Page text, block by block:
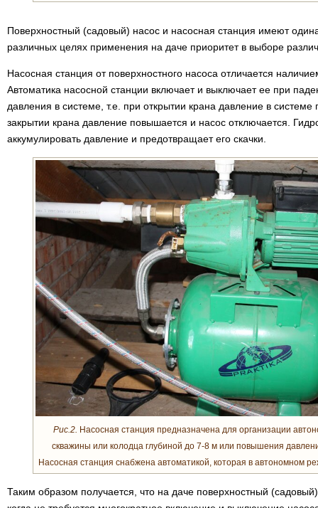
Поверхностный (садовый) насос и насосная станция имеют
различных целях применения на даче приоритет в выборе
Насосная станция от поверхностного насоса отличается
Автоматика насосной станции включает и выключает ее при
давления в системе, т.е. при открытии крана давление в
закрытии крана давление повышается и насос отключается.
аккумулировать давление и предотвращает его скачки.
Рис.2. Насосная станция предназначена для организации
скважины или колодца глубиной до 7-8 м или повышения
Насосная станция снабжена автоматикой, которая в автономном
Таким образом получается, что на даче поверхностный